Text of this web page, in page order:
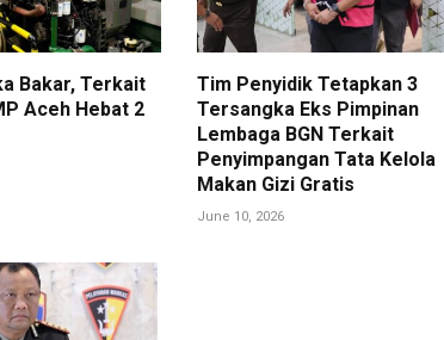
Bakar, Terkait
Aceh Hebat 2
Tim Penyidik Tetapkan 3
Tersangka Eks Pimpinan
Lembaga BGN Terkait
Penyimpangan Tata Kelola
Makan Gizi Gratis
June 10, 2026